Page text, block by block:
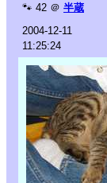
🐾 42 ＠ 半蔵
2004-12-11
11:25:24